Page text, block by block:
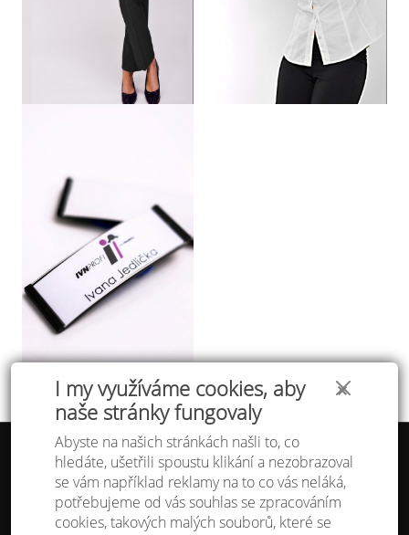
✕
I my využíváme cookies, aby
naše stránky fungovaly
Abyste na našich stránkách našli to, co
hledáte, ušetřili spoustu klikání a nezobrazoval
se vám například reklamy na to co vás neláká,
potřebujeme od vás souhlas se zpracováním
cookies, takových malých souborů, které se
Tabulka velikostí
Doprava a platba
Ochrana osobních údajů
Obchodní podmínky